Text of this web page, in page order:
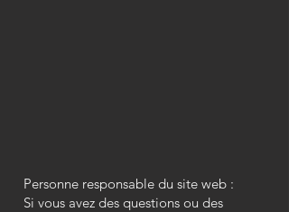
Personne responsable du site web :
Si vous avez des questions ou des